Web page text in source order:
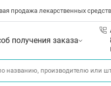
продажа лекарственных средств
получения заказа